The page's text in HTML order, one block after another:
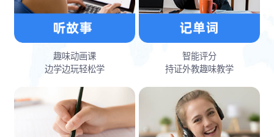
趣味动画课
边学边玩轻松学
智能评分
持证外教趣味教学